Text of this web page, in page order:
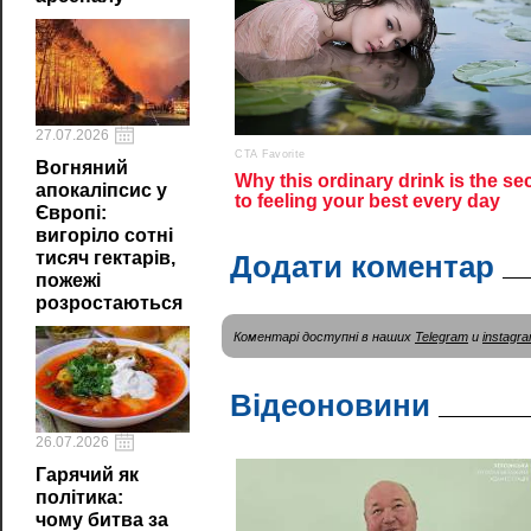
27.07.2026
Вогняний
апокаліпсис у
Європі:
вигоріло сотні
тисяч гектарів,
пожежі
розростаються
26.07.2026
Гарячий як
політика:
чому битва за
Додати коментар
Коментарі доступні в наших Telegram и
Відеоновини